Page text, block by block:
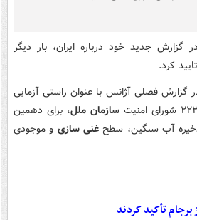
گزارش جدید خود درباره ایران، بار دیگر
کرد.
گزارش فصلی آژانس با عنوان راستی آزمایی
سازمان ملل، برای دهمین
آب سنگین، سطح غنی سازی و موجودی
برجام تأکید کردند